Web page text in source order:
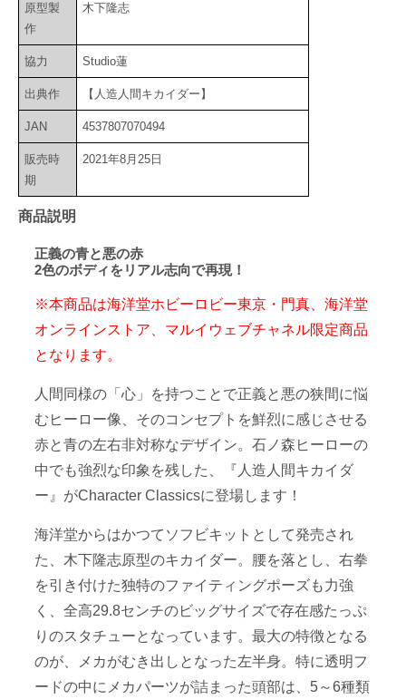
原型製
作
木下隆志
協力 Studio蓮
出典作 【人造人間キカイダー】
JAN 4537807070494
販売時
期
2021年8月25日
商品説明
正義の青と悪の赤
2色のボディをリアル志向で再現！
※本商品は海洋堂ホビーロビー東京・門真、海洋堂
オンラインストア、マルイウェブチャネル限定商品
となります。
人間同様の「心」を持つことで正義と悪の狭間に悩
むヒーロー像、そのコンセプトを鮮烈に感じさせる
赤と青の左右非対称なデザイン。石ノ森ヒーローの
中でも強烈な印象を残した、『人造人間キカイダ
ー』がCharacter Classicsに登場します！
海洋堂からはかつてソフビキットとして発売され
た、木下隆志原型のキカイダー。腰を落とし、右拳
を引き付けた独特のファイティングポーズも力強
く、全高29.8センチのビッグサイズで存在感たっぷ
りのスタチューとなっています。最大の特徴となる
のが、メカがむき出しとなった左半身。特に透明フ
ードの中にメカパーツが詰まった頭部は、5～6種類